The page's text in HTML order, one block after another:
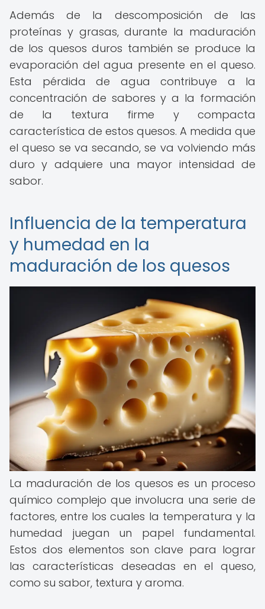
Además de la descomposición de las
proteínas y grasas, durante la maduración
de los quesos duros también se produce la
evaporación del agua presente en el queso.
Esta pérdida de agua contribuye a la
concentración de sabores y a la formación
de la textura firme y compacta
característica de estos quesos. A medida que
el queso se va secando, se va volviendo más
duro y adquiere una mayor intensidad de
sabor.
Influencia de la temperatura
y humedad en la
maduración de los quesos
La maduración de los quesos es un proceso
químico complejo que involucra una serie de
factores, entre los cuales la temperatura y la
humedad juegan un papel fundamental.
Estos dos elementos son clave para lograr
las características deseadas en el queso,
como su sabor, textura y aroma.